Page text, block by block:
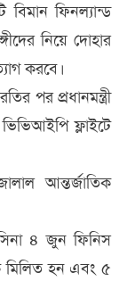
ফিনল্যান্ড
নিয়ে দোহার
করবে।
পর প্রধানমন্ত্রী
ফ্লাইটে
আন্তর্জাতিক
৪ জুন ফিনিস
মিলিত হন এবং ৫